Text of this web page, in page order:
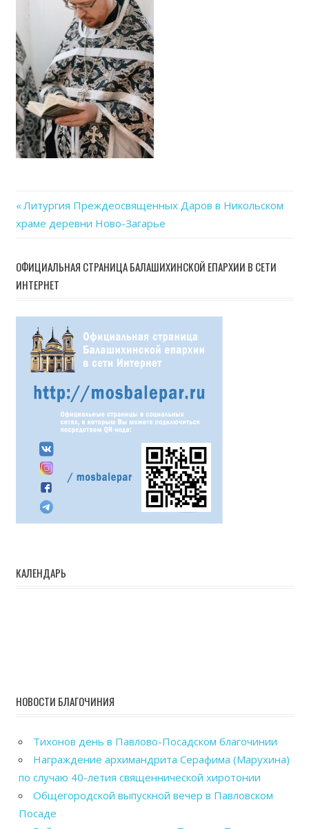
Навигация
записям
Previous
Post:
Литургия Преждеосвященных Даров в Никольском
храме деревни Ново-Загарье
ОФИЦИАЛЬНАЯ СТРАНИЦА БАЛАШИХИНСКОЙ ЕПАРХИИ В СЕТИ
ИНТЕРНЕТ
КАЛЕНДАРЬ
НОВОСТИ БЛАГОЧИНИЯ
Тихонов день в Павлово-Посадском благочинии
Награждение архимандрита Серафима (Марухина)
по случаю 40-летия священнической хиротонии
Общегородской выпускной вечер в Павловском
Посаде